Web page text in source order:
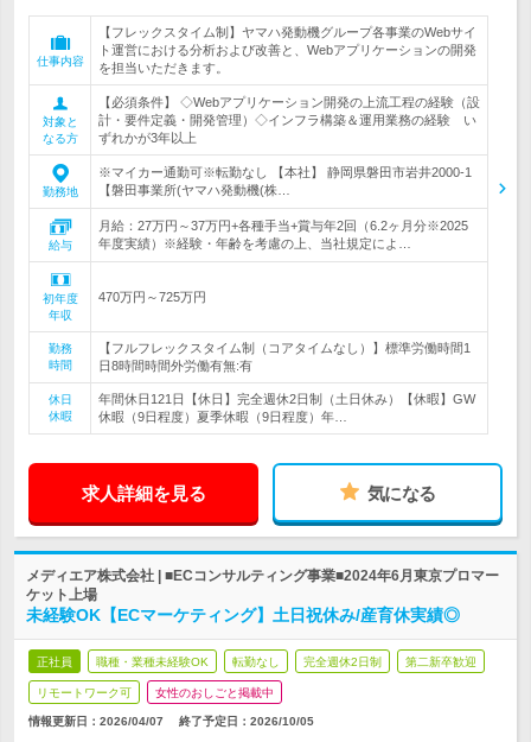
仕事内容
【フレックスタイム制】ヤマハ発動機グループ各事業のWebサイ
ト運営における分析および改善と、Webアプリケーションの開発
を担当いただきます。
対象と
なる方
【必須条件】 ◇Webアプリケーション開発の上流工程の経験（設
計・要件定義・開発管理）◇インフラ構築＆運用業務の経験 い
ずれかが3年以上
勤務地
※マイカー通勤可※転勤なし 【本社】 静岡県磐田市岩井2000-1
【磐田事業所(ヤマハ発動機(株…
給与
月給：27万円～37万円+各種手当+賞与年2回（6.2ヶ月分※2025
年度実績）※経験・年齢を考慮の上、当社規定によ…
初年度
年収
470万円～725万円
勤務
時間
【フルフレックスタイム制（コアタイムなし）】標準労働時間1
日8時間時間外労働有無:有
休日
休暇
年間休日121日【休日】完全週休2日制（土日休み）【休暇】GW
休暇（9日程度）夏季休暇（9日程度）年…
求人詳細を見る 気になる
メディエア株式会社 | ■ECコンサルティング事業■2024年6月東京プロマー
ケット上場
未経験OK【ECマーケティング】土日祝休み/産育休実績◎
正社員 職種・業種未経験OK 転勤なし 完全週休2日制 第二新卒歓迎
リモートワーク可 女性のおしごと掲載中
情報更新日：2026/04/07 終了予定日： 2026/10/05